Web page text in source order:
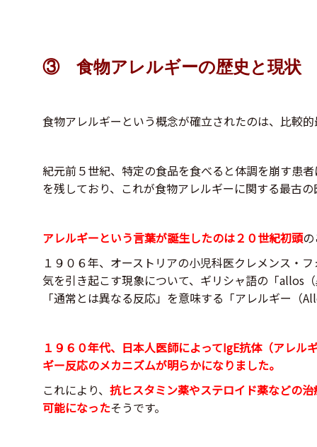
③ 食物アレルギーの歴史と現状
食物アレルギーという概念が確立されたのは、比較
紀元前５世紀、特定の食品を食べると体調を崩す患
を残しており、これが食物アレルギーに関する最古
アレルギーという言葉が誕生したのは２０世紀初頭の
１９０６年、オーストリアの小児科医クレメンス・
気を引き起こす現象について、ギリシャ語の「allos
「通常とは異なる反応」を意味する「アレルギー（
１９６０年代、日本人医師によってIgE抗体（アレ
ギー反応のメカニズムが明らかになりました。
これにより、 抗ヒスタミン薬やステロイド薬などの
可能になったそうです。